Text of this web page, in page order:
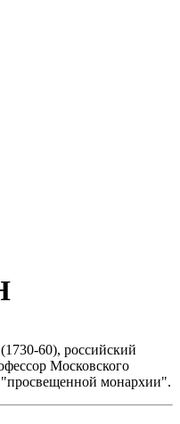
60), российский
Московского
"просвещенной монархии".